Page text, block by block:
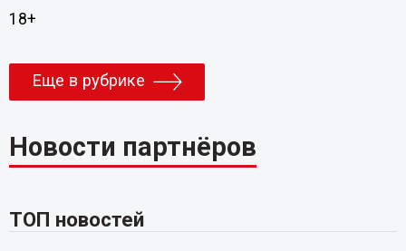
18+
Еще в рубрике
Новости партнёров
ТОП новостей